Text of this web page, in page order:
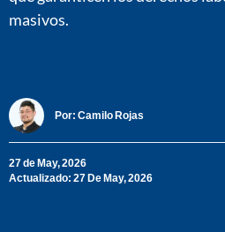
masivos.
Por: Camilo Rojas
27 de May, 2026
Actualizado: 27 De May, 2026